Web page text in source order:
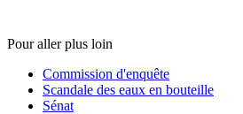
Pour aller plus loin
Commission d'enquête
Scandale des eaux en bouteille
Sénat